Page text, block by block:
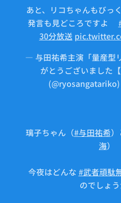
あと、リコちゃんもびっ
発言も見どころですよ💓
30分放送
— 与田祐希主演「量産
がとうございました
(@ryosangatariko)
璃子ちゃん（#与田祐希
海） 📸
今夜はどんな #武者頑駄
のでしょ